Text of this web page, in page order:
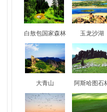
白敖包国家森林 玉龙沙湖
大青山 阿斯哈图石